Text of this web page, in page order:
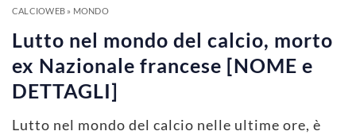
CALCIOWEB» MONDO
Lutto nel mondo del calcio, morto
ex Nazionale francese [NOME e
DETTAGLI]
Lutto nel mondo del calcio nelle ultime ore, è